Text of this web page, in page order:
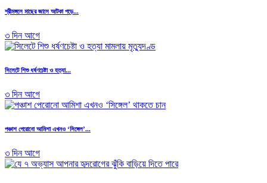
শ্রীমঙ্গলে মাছের জালে আটকা পড়ে...
৩ দিন আগে
সিলেটে শিশু ধর্ষণচেষ্টা ও হত্যা...
৩ দিন আগে
পঞ্চাশ পেরোনো আমিশা এখনও ‘সিঙ্গেল’...
৩ দিন আগে